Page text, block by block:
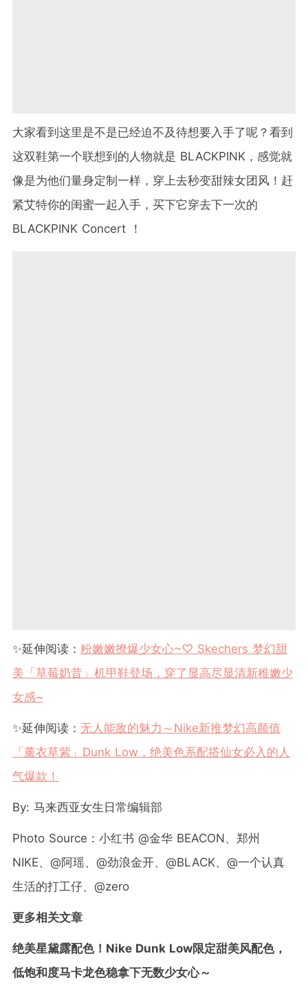
大家看到这里是不是已经迫不及待想要入手了呢？看到
这双鞋第一个联想到的人物就是 BLACKPINK，感觉就
像是为他们量身定制一样，穿上去秒变甜辣女团风！赶
紧艾特你的闺蜜一起入手，买下它穿去下一次的
BLACKPINK Concert ！
✨延伸阅读： 粉嫩嫩撩爆少女心~♡ Skechers 梦幻甜
美「草莓奶昔」机甲鞋登场，穿了显高尽显清新稚嫩少
女感~
✨延伸阅读： 无人能敌的魅力～Nike新推梦幻高颜值
「薰衣草紫」Dunk Low，绝美色系配搭仙女必入的人
气爆款！
By: 马来西亚女生日常编辑部
Photo Source：小红书 @金华 BEACON、郑州
NIKE、@阿瑶、@劲浪金开、@BLACK、@一个认真
生活的打工仔、@zero
更多相关文章
绝美星黛露配色！Nike Dunk Low限定甜美风配色，
低饱和度马卡龙色稳拿下无数少女心～